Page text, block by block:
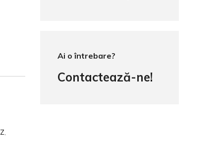
,
Ai o întrebare?
Contactează-ne!